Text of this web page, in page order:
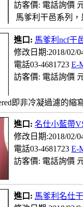
訪客價: 電話詢價
馬爹利干邑系列
進口: 馬爹利ncf干
修改日期:2018/02/
電話03-4681723 E-
訪客價: 電話詢價
即非冷凝過濾的
進口: 名仕小藍帶
修改日期:2018/02/
電話03-4681723 E-
訪客價: 電話詢價
進口: 馬爹利名仕